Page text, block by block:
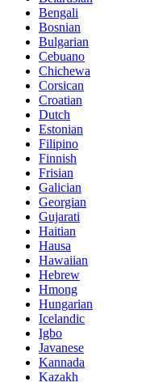
Bengali
Bosnian
Bulgarian
Cebuano
Chichewa
Corsican
Croatian
Dutch
Estonian
Filipino
Finnish
Frisian
Galician
Georgian
Gujarati
Haitian
Hausa
Hawaiian
Hebrew
Hmong
Hungarian
Icelandic
Igbo
Javanese
Kannada
Kazakh